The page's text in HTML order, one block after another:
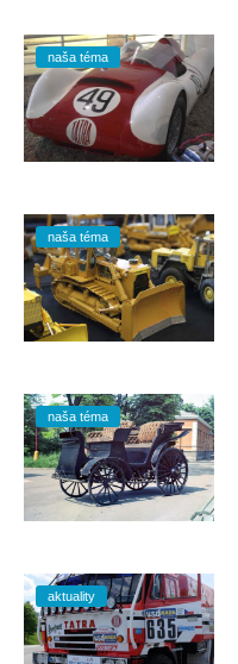
naša téma
naša téma
naša téma
aktuality